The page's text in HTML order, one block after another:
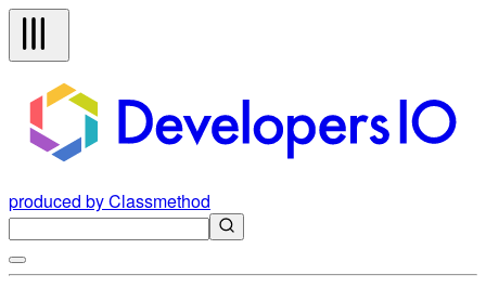
produced by Classmethod